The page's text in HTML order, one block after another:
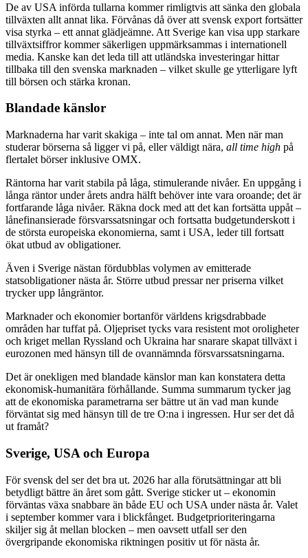
De av USA införda tullarna kommer rimligtvis att sänka den globala
tillväxten allt annat lika. Förvånas då över att svensk export fortsätter
visa styrka – ett annat glädjeämne. Att Sverige kan visa upp starkare
tillväxtsiffror kommer säkerligen uppmärksammas i internationell
media. Kanske kan det leda till att utländska investeringar hittar
tillbaka till den svenska marknaden – vilket skulle ge ytterligare lyft
till börsen och stärka kronan.
Blandade känslor
Marknaderna har varit skakiga – inte tal om annat. Men när man
studerar börserna så ligger vi på, eller väldigt nära, all time high på
flertalet börser inklusive OMX.
Räntorna har varit stabila på låga, stimulerande nivåer. En uppgång i
långa räntor under årets andra hälft behöver inte vara oroande; det är
fortfarande låga nivåer. Räkna dock med att det kan fortsätta uppåt –
lånefinansierade försvarssatsningar och fortsatta budgetunderskott i
de största europeiska ekonomierna, samt i USA, leder till fortsatt
ökat utbud av obligationer.
Även i Sverige nästan fördubblas volymen av emitterade
statsobligationer nästa år. Större utbud pressar ner priserna vilket
trycker upp långräntor.
Marknader och ekonomier bortanför världens krigsdrabbade
områden har tuffat på. Oljepriset tycks vara resistent mot oroligheter
och kriget mellan Ryssland och Ukraina har snarare skapat tillväxt i
eurozonen med hänsyn till de ovannämnda försvarssatsningarna.
Det är onekligen med blandade känslor man kan konstatera detta
ekonomisk-humanitära förhållande. Summa summarum tycker jag
att de ekonomiska parametrarna ser bättre ut än vad man kunde
förväntat sig med hänsyn till de tre O:na i ingressen. Hur ser det då
ut framåt?
Sverige, USA och Europa
För svensk del ser det bra ut. 2026 har alla förutsättningar att bli
betydligt bättre än året som gått. Sverige sticker ut – ekonomin
förväntas växa snabbare än både EU och USA under nästa år. Valet
i september kommer vara i blickfånget. Budgetprioriteringarna
skiljer sig åt mellan blocken – men oavsett utfall ser den
övergripande ekonomiska riktningen positiv ut för nästa år.